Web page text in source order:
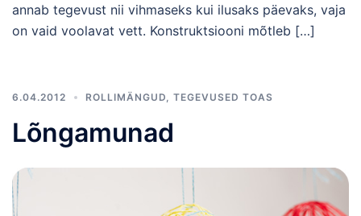
annab tegevust nii vihmaseks kui ilusaks päevaks, vaja
on vaid voolavat vett. Konstruktsiooni mõtleb […]
6.04.2012 ROLLIMÄNGUD TEGEVUSED TOAS
Lõngamunad